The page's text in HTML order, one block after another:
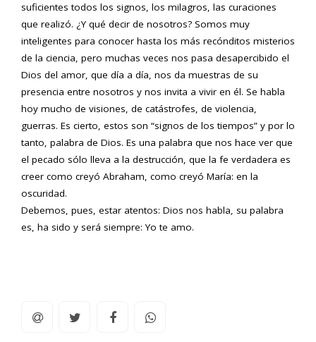
suficientes todos los signos, los milagros, las curaciones
que realizó. ¿Y qué decir de nosotros? Somos muy
inteligentes para conocer hasta los más recónditos misterios
de la ciencia, pero muchas veces nos pasa desapercibido el
Dios del amor, que día a día, nos da muestras de su
presencia entre nosotros y nos invita a vivir en él. Se habla
hoy mucho de visiones, de catástrofes, de violencia,
guerras. Es cierto, estos son “signos de los tiempos” y por lo
tanto, palabra de Dios. Es una palabra que nos hace ver que
el pecado sólo lleva a la destrucción, que la fe verdadera es
creer como creyó Abraham, como creyó María: en la
oscuridad.
Debemos, pues, estar atentos: Dios nos habla, su palabra
es, ha sido y será siempre: Yo te amo.